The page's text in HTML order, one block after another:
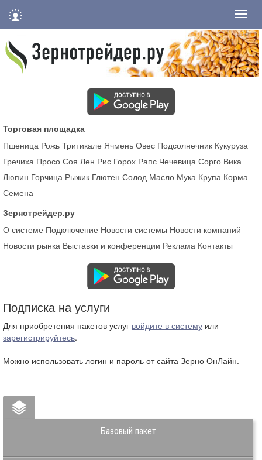
Торговая площадка
Пшеница Рожь Тритикале Ячмень Овес Подсолнечник Кукуруза
Гречиха Просо Соя Лен Рис Горох Рапс Чечевица Сорго Вика
Люпин Горчица Рыжик Глютен Солод Масло Мука Крупа Корма
Семена
Зернотрейдер.ру
О системе Подключение Новости системы Новости компаний
Новости рынка Выставки и конференции Реклама Контакты
Подписка на услуги
Для приобретения пакетов услуг войдите в систему или
зарегистрируйтесь.
Можно использовать логин и пароль от сайта Зерно ОнЛайн.
Базовый пакет